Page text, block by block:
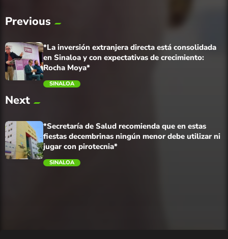
Previous
*La inversión extranjera directa está consolidada
en Sinaloa y con expectativas de crecimiento:
Rocha Moya*
SINALOA
Next
*Secretaría de Salud recomienda que en estas
fiestas decembrinas ningún menor debe utilizar ni
jugar con pirotecnia*
SINALOA